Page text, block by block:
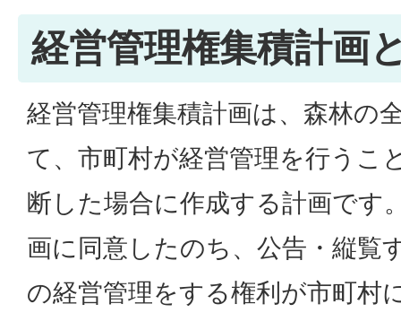
経営管理権集積計画
経営管理権集積計画は、森林の
て、市町村が経営管理を行うこ
断した場合に作成する計画です
画に同意したのち、公告・縦覧
の経営管理をする権利が市町村